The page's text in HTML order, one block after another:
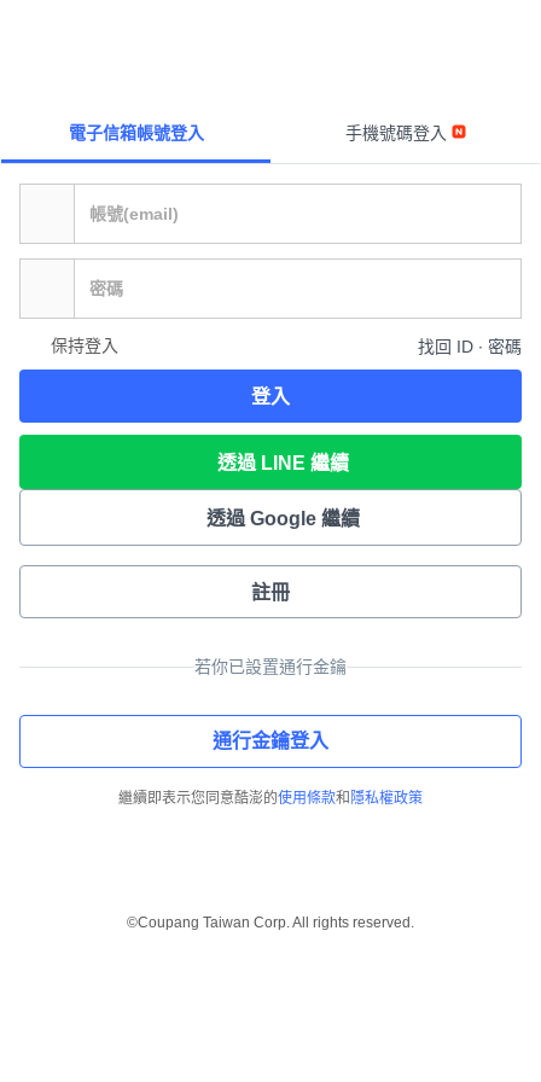
電子信箱帳號登入 手機號碼登入
保持登入 找回 ID ∙ 密碼
登入
透過 LINE 繼續
透過 Google 繼續
註冊
若你已設置通行金鑰
通行金鑰登入
繼續即表示您同意酷澎的使用條款和 隱私權政策
©Coupang Taiwan Corp. All rights reserved.